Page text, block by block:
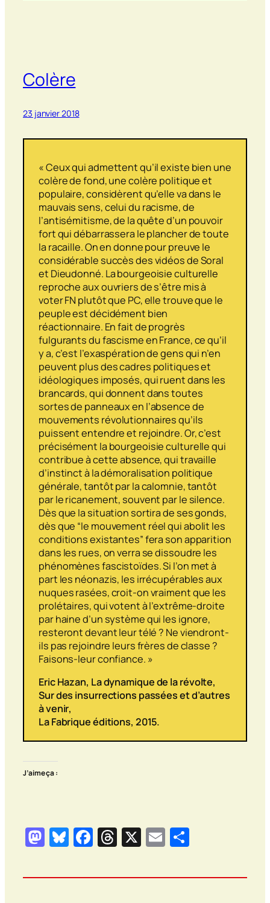
Colère
23 janvier 2018
« Ceux qui admettent qu’il existe bien une
colère de fond, une colère politique et
populaire, considèrent qu’elle va dans le
mauvais sens, celui du racisme, de
l’antisémitisme, de la quête d’un pouvoir
fort qui débarrassera le plancher de toute
la racaille. On en donne pour preuve le
considérable succès des vidéos de Soral
et Dieudonné. La bourgeoisie culturelle
reproche aux ouvriers de s’être mis à
voter FN plutôt que PC, elle trouve que le
peuple est décidément bien
réactionnaire. En fait de progrès
fulgurants du fascisme en France, ce qu’il
y a, c’est l’exaspération de gens qui n’en
peuvent plus des cadres politiques et
idéologiques imposés, qui ruent dans les
brancards, qui donnent dans toutes
sortes de panneaux en l’absence de
mouvements révolutionnaires qu’ils
puissent entendre et rejoindre. Or, c’est
précisément la bourgeoisie culturelle qui
contribue à cette absence, qui travaille
d’instinct à la démoralisation politique
générale, tantôt par la calomnie, tantôt
par le ricanement, souvent par le silence.
Dès que la situation sortira de ses gonds,
dès que “le mouvement réel qui abolit les
conditions existantes” fera son apparition
dans les rues, on verra se dissoudre les
phénomènes fascistoïdes. Si l’on met à
part les néonazis, les irrécupérables aux
nuques rasées, croit-on vraiment que les
prolétaires, qui votent à l’extrême-droite
par haine d’un système qui les ignore,
resteront devant leur télé ? Ne viendront-
ils pas rejoindre leurs frères de classe ?
Faisons-leur confiance. »
Eric Hazan, La dynamique de la révolte,
Sur des insurrections passées et d’autres
à venir,
La Fabrique éditions, 2015.
J’aime ça :
Mastodon
Bluesky
Facebook
Threads
X Email